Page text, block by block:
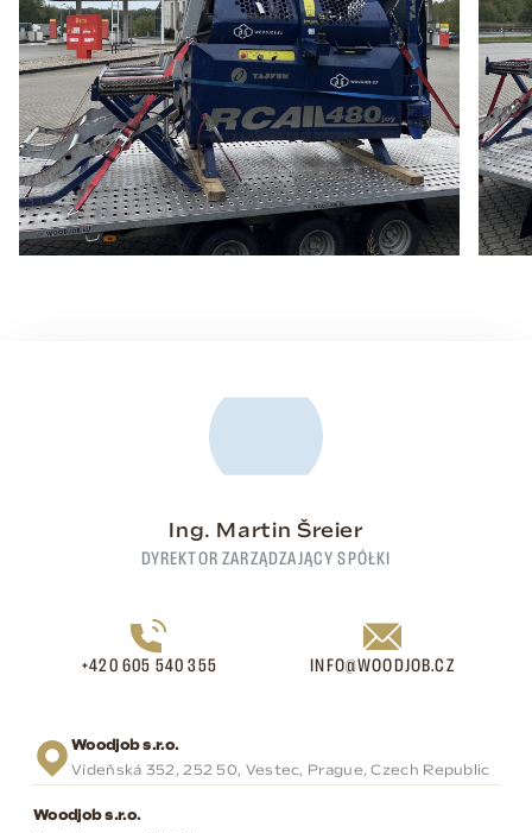
Ing. Martin Šreier
DYREKTOR ZARZĄDZAJĄCY SPÓŁKI
+420 605 540 355 INFO@WOODJOB.CZ
Woodjob s.r.o.
Vídeňská 352, 252 50, Vestec, Prague, Czech Republic
Woodjob s.r.o.